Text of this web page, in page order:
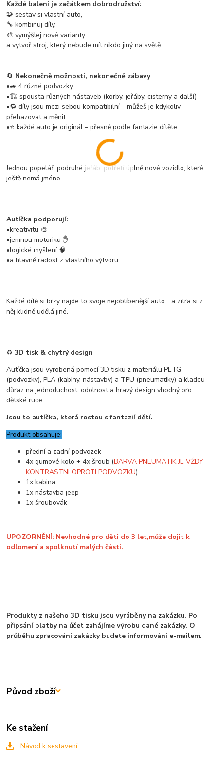
Každé balení je začátkem dobrodružství:
🧩 sestav si vlastní auto,
🔧 kombinuj díly,
🎨 vymýšlej nové varianty
a vytvoř stroj, který nebude mít nikdo jiný na světě.
🔄 Nekonečně možností, nekonečně zábavy
•🚙 4 různé podvozky
•🏗️ spousta různých nástaveb (korby, jeřáby, cisterny a další)
•🔁 díly jsou mezi sebou kompatibilní – můžeš je kdykoliv
přehazovat a měnit
•⭐ každé auto je originál – přesně podle fantazie dítěte
Jednou popelář, podruhé jeřáb, potřetí úplně nové vozidlo, které
ještě nemá jméno.
Autíčka podporují:
•kreativitu 🎨
•jemnou motoriku ✋
•logické myšlení 🧠
•a hlavně radost z vlastního výtvoru
Každé dítě si brzy najde to svoje nejoblíbenější auto… a zítra si z
něj klidně udělá jiné.
♻️3D tisk & chytrý design
Autíčka jsou vyrobená pomocí 3D tisku z materiálu PETG
(podvozky), PLA (kabiny, nástavby) a TPU (pneumatiky) a kladou
důraz na jednoduchost, odolnost a hravý design vhodný pro
dětské ruce.
Jsou to autíčka, která rostou s fantazií dětí.
Produkt obsahuje:
přední a zadní podvozek
4x gumové kolo + 4x šroub (BARVA PNEUMATIK JE VŽDY
KONTRASTNI OPROTI PODVOZKU)
1x kabina
1x nástavba jeep
1x šroubovák
UPOZORNĚNÍ: Nevhodné pro děti do 3 let,může dojit k
odlomení a spolknutí malých částí.
Produkty z našeho 3D tisku jsou vyráběny na zakázku. Po
připsání platby na účet zahájíme výrobu dané zakázky. O
průběhu zpracování zakázky budete informování e-mailem.
Původ zboží
Ke stažení
Návod k sestavení